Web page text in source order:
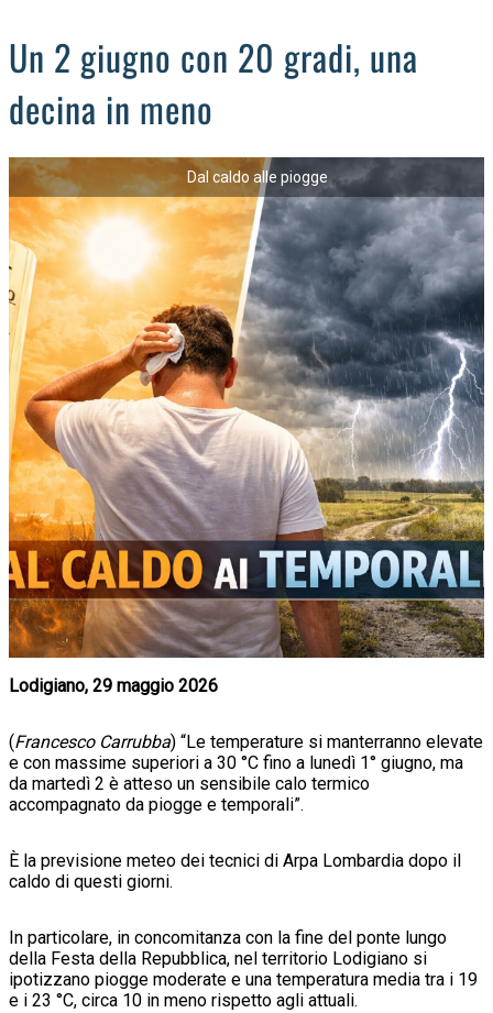
Un 2 giugno con 20 gradi, una
decina in meno
Dal caldo alle piogge
Lodigiano, 29 maggio 2026
(Francesco Carrubba) “Le temperature si manterranno elevate
e con massime superiori a 30 °C fino a lunedì 1° giugno, ma
da martedì 2 è atteso un sensibile calo termico
accompagnato da piogge e temporali”.
È la previsione meteo dei tecnici di Arpa Lombardia dopo il
caldo di questi giorni.
In particolare, in concomitanza con la fine del ponte lungo
della Festa della Repubblica, nel territorio Lodigiano si
ipotizzano piogge moderate e una temperatura media tra i 19
e i 23 °C, circa 10 in meno rispetto agli attuali.